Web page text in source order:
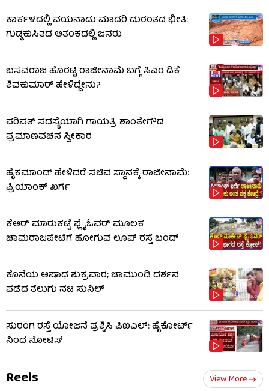
ಕಾರ್ಕಳದಲ್ಲಿ ವಯನಾಡು ಮಾದರಿ ದುರಂತದ ಭೀತಿ:
ಗುಡ್ಡಕುಸಿತದ ಆತಂಕದಲ್ಲಿ ಜನರು
ಬಸವರಾಜ ಹೊರಟ್ಟಿ ರಾಜೀನಾಮೆ ಬಗ್ಗೆ ಸಿಎಂ ಡಿಕೆ
ಶಿವಕುಮಾರ್ ಹೇಳಿದ್ದೇನು?
ಪರಿಷತ್ ಸದಸ್ಯೆಯಾಗಿ ಗಾಯತ್ರಿ ಶಾಂತೇಗೌಡ
ಪ್ರಮಾಣವಚನ ಸ್ವೀಕಾರ
ಹೈಕಮಾಂಡ್​​ ಹೇಳಿದರೆ ಸಚಿವ ಸ್ಥಾನಕ್ಕೆ ರಾಜೀನಾಮೆ:
ಪ್ರಿಯಾಂಕ್​​ ಖರ್ಗೆ
ಕೆಆರ್ ಮಾರುಕಟ್ಟೆ ಫ್ಲೈಓವರ್ ಮೂಲಕ
ಚಾಮರಾಜಪೇಟೆಗೆ ಹೋಗುವ ಲೂಪ್ ರಸ್ತೆ ಬಂದ್
ಕೊನೆಯ ಆಷಾಢ ಶುಕ್ರವಾರ; ಚಾಮುಂಡಿ ದರ್ಶನ
ಪಡೆದ ತೆಲುಗು ನಟ ಸುನಿಲ್
ಸುರಂಗ ರಸ್ತೆ ಯೋಜನೆ ಪ್ರಶ್ನಿಸಿ ಪಿಐಎಲ್: ಹೈಕೋರ್ಟ್​​
ನಿಂದ ನೋಟಿಸ್​​
Reels View More